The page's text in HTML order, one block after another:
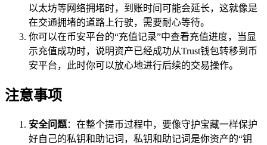
以太坊等网络拥堵时，到账时间可能会延长，这就像是
在交通拥堵的道路上行驶，需要耐心等待。
你可以在币安平台的“充值记录”中查看充值进度，当显
示充值成功时，说明资产已经成功从Trust钱包转移到币
安平台，此时你可以放心地进行后续的交易操作。
注意事项
安全问题：在整个提币过程中，要像守护宝藏一样保护
好自己的私钥和助记词，私钥和助记词是你资产的“钥